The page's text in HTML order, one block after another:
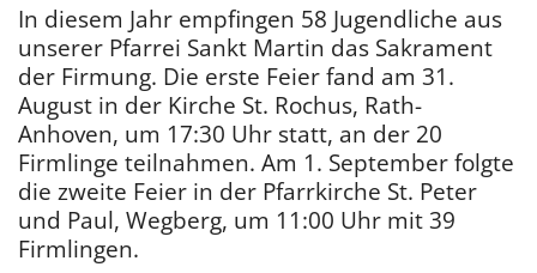
In diesem Jahr empfingen 58 Jugendliche aus
unserer Pfarrei Sankt Martin das Sakrament
der Firmung. Die erste Feier fand am 31.
August in der Kirche St. Rochus, Rath-
Anhoven, um 17:30 Uhr statt, an der 20
Firmlinge teilnahmen. Am 1. September folgte
die zweite Feier in der Pfarrkirche St. Peter
und Paul, Wegberg, um 11:00 Uhr mit 39
Firmlingen.